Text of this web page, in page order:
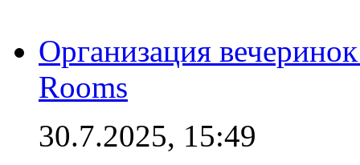
Организация
Rooms
30.7.2025, 15:49